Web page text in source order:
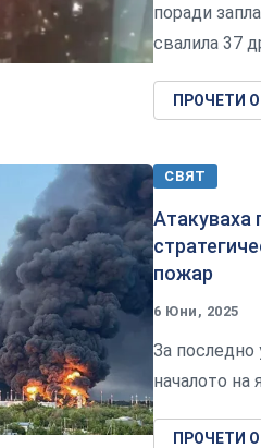
поради
свалила 37
ПРОЧЕТИ
СВЯТ
Атакуваха
пожар
6 Юни, 2025
За последно
началото на
ПРОЧЕТИ